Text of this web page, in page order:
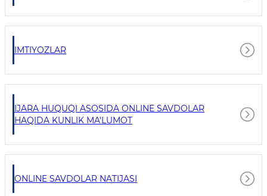
IMTIYOZLAR
IJARA HUQUQI ASOSIDA ONLINE SAVDOLAR
HAQIDA KUNLIK MA'LUMOT
ONLINE SAVDOLAR NATIJASI